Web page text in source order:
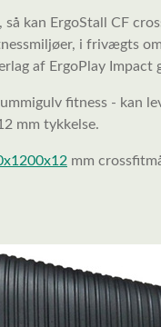
kan ErgoStall CF
i frivægts
af ErgoPlay Impact
fitness - kan
mm tykkelse.
mm